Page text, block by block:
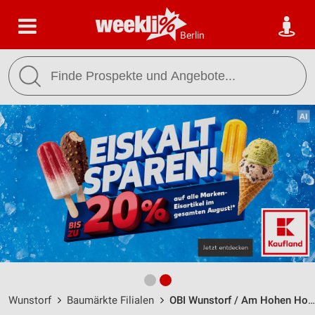
Berlin
Wunstorf Baumärkte Filialen OBI Wunstorf / Am Hohen Holz 2 - Öffnungszeiten & Adresse